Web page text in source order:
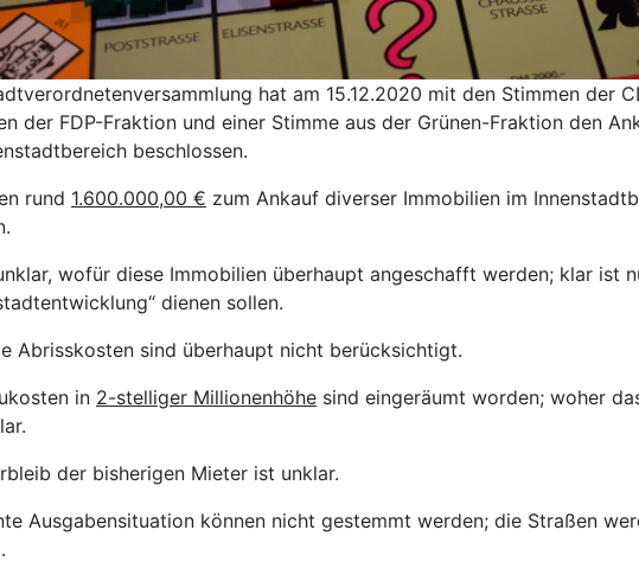
hat am 15.12.2020 mit den Stimmen der
der FDP-Fraktion und einer Stimme aus der Grünen-Fraktion den
beschlossen.
rund 1.600.000,00 € zum Ankauf diverser Immobilien im
wofür diese Immobilien überhaupt angeschafft werden; klar ist
dienen sollen.
Abrisskosten sind überhaupt nicht berücksichtigt.
in 2-stelliger Millionenhöhe sind eingeräumt worden; woher
der bisherigen Mieter ist unklar.
Ausgabensituation können nicht gestemmt werden; die Straßen